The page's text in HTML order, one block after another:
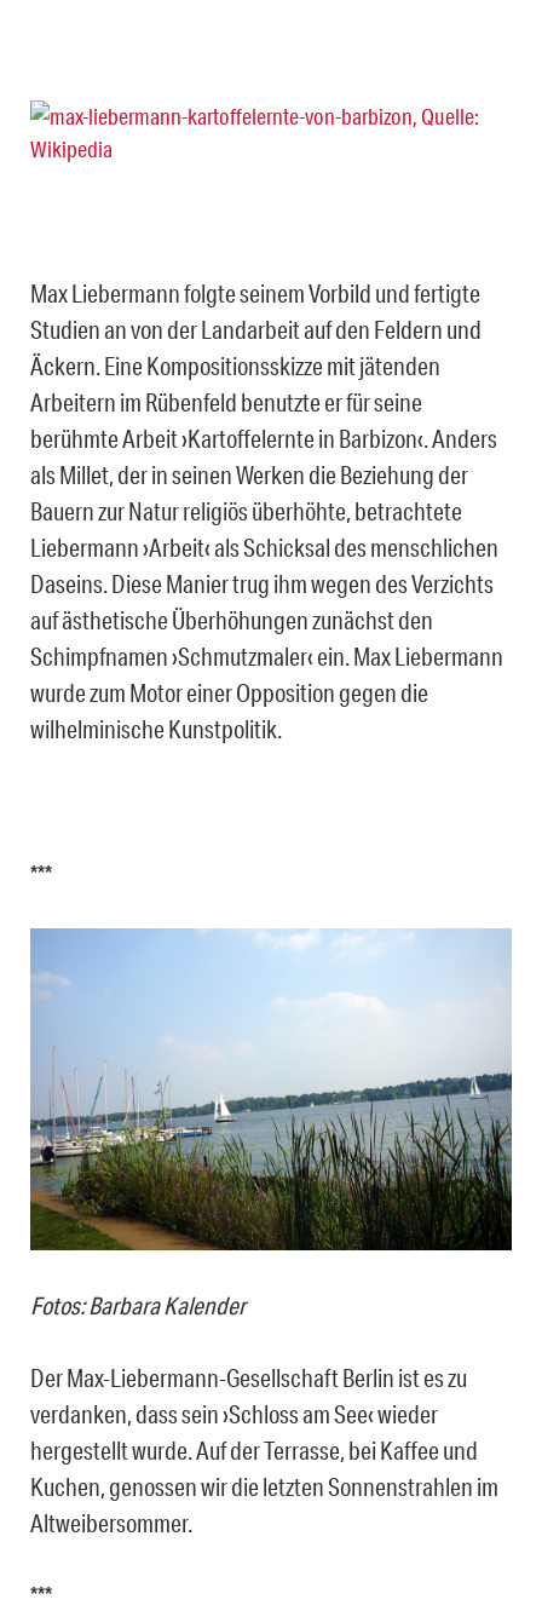
Max Liebermann folgte seinem Vorbild und fertigte
Studien an von der Landarbeit auf den Feldern und
Äckern. Eine Kompositionsskizze mit jätenden
Arbeitern im Rübenfeld benutzte er für seine
berühmte Arbeit ›Kartoffelernte in Barbizon‹. Anders
als Millet, der in seinen Werken die Beziehung der
Bauern zur Natur religiös überhöhte, betrachtete
Liebermann ›Arbeit‹ als Schicksal des menschlichen
Daseins. Diese Manier trug ihm wegen des Verzichts
auf ästhetische Überhöhungen zunächst den
Schimpfnamen ›Schmutzmaler‹ ein. Max Liebermann
wurde zum Motor einer Opposition gegen die
wilhelminische Kunstpolitik.
***
Fotos: Barbara Kalender
Der Max-Liebermann-Gesellschaft Berlin ist es zu
verdanken, dass sein ›Schloss am See‹ wieder
hergestellt wurde. Auf der Terrasse, bei Kaffee und
Kuchen, genossen wir die letzten Sonnenstrahlen im
Altweibersommer.
***